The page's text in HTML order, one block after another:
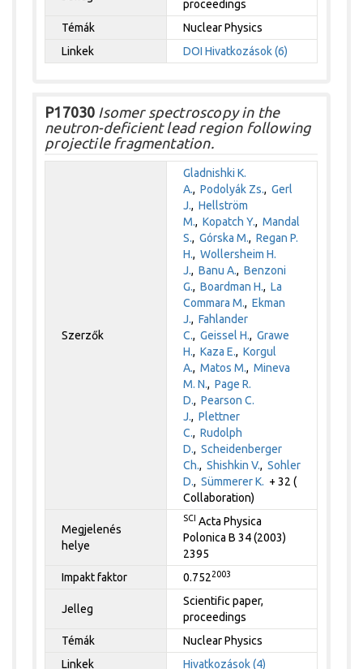
proceedings
Témák
Nuclear Physics
Linkek
DOI Hivatkozások (6)
P17030 Isomer spectroscopy in the
neutron-deficient lead region following
projectile fragmentation.
Szerzők
Gladnishki K.
A.,Podolyák Zs.,Gerl
J.,Hellström
M.,Kopatch Y.,Mandal
S.,Górska M.,Regan P.
H.,Wollersheim H.
J.,Banu A.,Benzoni
G.,Boardman H.,La
Commara M.,Ekman
J.,Fahlander
C.,Geissel H.,Grawe
H.,Kaza E.,Korgul
A.,Matos M.,Mineva
M. N.,Page R.
D.,Pearson C.
J.,Plettner
C.,Rudolph
D.,Scheidenberger
Ch.,Shishkin V.,Sohler
D.,Sümmerer K. + 32 (
Collaboration)
Megjelenés
helye
SCI Acta Physica
Polonica B 34 (2003)
2395
Impakt faktor
0.7522003
Jelleg
Scientific paper,
proceedings
Témák
Nuclear Physics
Linkek
Hivatkozások (4)